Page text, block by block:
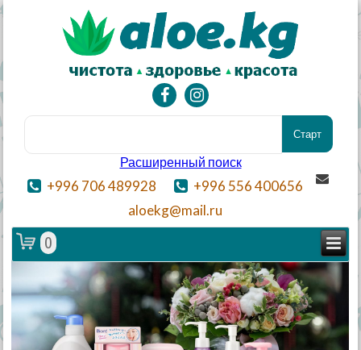
Расширенный поиск
+996 706 489928
+996 556 400656
aloekg@mail.ru
0